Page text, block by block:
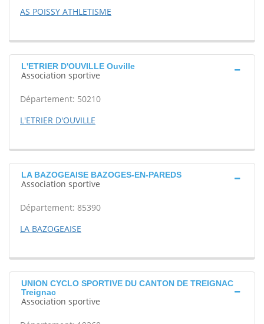
AS POISSY ATHLETISME
L'ETRIER D'OUVILLE Ouville
Association sportive
Département: 50210
L'ETRIER D'OUVILLE
LA BAZOGEAISE BAZOGES-EN-PAREDS
Association sportive
Département: 85390
LA BAZOGEAISE
UNION CYCLO SPORTIVE DU CANTON DE TREIGNAC
Treignac
Association sportive